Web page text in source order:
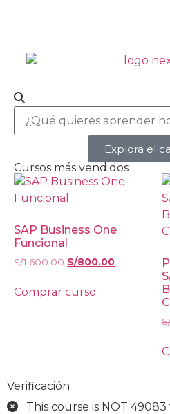
Explora el
Cursos más vendidos
SAP Business One
Funcional
S/1,600.00 S/800.00
Comprar curso
Verificación
This course is NOT 49083